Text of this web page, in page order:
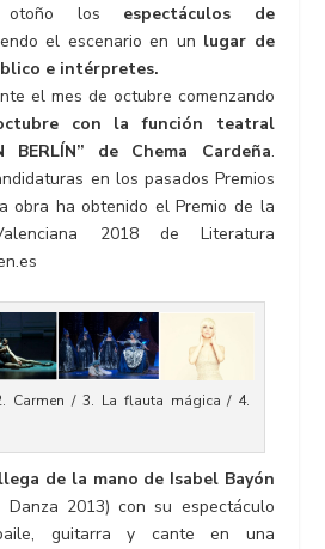
otoño los espectáculos de
el escenario en un lugar de
e intérpretes.
el mes de octubre comenzando
con la función teatral
BERLÍN” de Chema Cardeña.
en los pasados Premios
obra ha obtenido el Premio de la
2018 de Literatura
Carmen / 3. La flauta mágica / 4.
de la mano de Isabel Bayón
Danza 2013) con su espectáculo
guitarra y cante en una